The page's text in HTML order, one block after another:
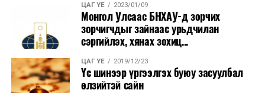
ЦАГ ҮЕ 2023/01/09
Монгол Улсаас БНХАУ-д зорчих
зорчигчдыг зайнаас урьдчилан
сэргийлэх, хянах зохиц...
ЦАГ ҮЕ 2019/12/23
Үс шинээр үргээлгэх буюу засуулбал
өлзийтэй сайн